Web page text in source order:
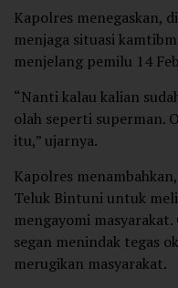
Kapolres menegaskan,
menjaga situasi
menjelang pemilu 14
“Nanti kalau kalian
olah seperti superman.
itu,” ujarnya.
Kapolres
Teluk Bintuni untuk
mengayomi
segan menindak tegas
merugikan masyarakat.